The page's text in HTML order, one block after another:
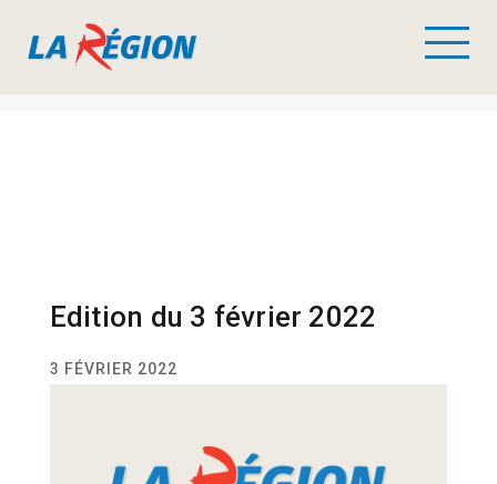
Edition du 3 février 2022
3 FÉVRIER 2022